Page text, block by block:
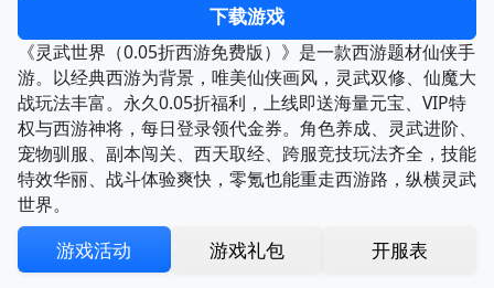
下载游戏
《灵武世界（0.05折西游免费版）》是一款西游题材仙侠手
游。以经典西游为背景，唯美仙侠画风，灵武双修、仙魔大
战玩法丰富。永久0.05折福利，上线即送海量元宝、VIP特
权与西游神将，每日登录领代金券。角色养成、灵武进阶、
宠物驯服、副本闯关、西天取经、跨服竞技玩法齐全，技能
特效华丽、战斗体验爽快，零氪也能重走西游路，纵横灵武
世界。
游戏活动 游戏礼包 开服表